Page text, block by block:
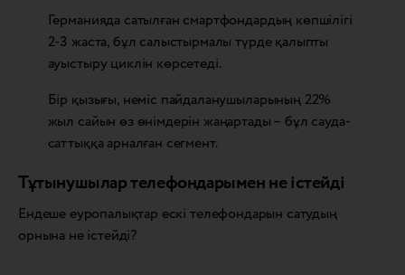
Германияда сатылған смартфондардың көпшілігі
2-3 жаста, бұл салыстырмалы түрде қалыпты
ауыстыру циклін көрсетеді.
Бір қызығы, неміс пайдаланушыларының 22%
жыл сайын өз өнімдерін жаңартады – бұл сауда-
саттыққа арналған сегмент.
Тұтынушылар телефондарымен не істейді
Ендеше еуропалықтар ескі телефондарын сатудың
орнына не істейді?